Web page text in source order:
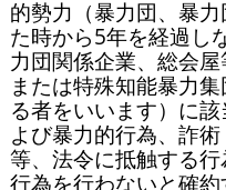
的勢力（暴力団、暴
た時から5年を経過し
力団関係企業、総会
または特殊知能暴力
る者をいいます）に
よび暴力的行為、詐
等、法令に抵触する
行為を行わないと確約